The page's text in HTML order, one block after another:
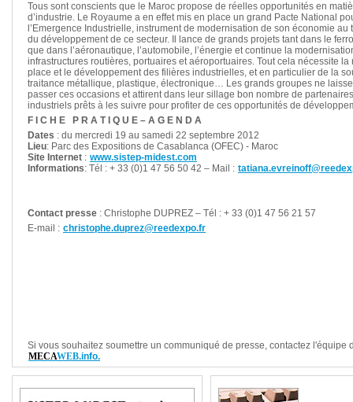
Tous sont conscients que le Maroc propose de réelles opportunités en
d’industrie. Le Royaume a en effet mis en place un grand Pacte National
l’Emergence Industrielle, instrument de modernisation de son économie au
du développement de ce secteur. Il lance de grands projets tant dans le
que dans l’aéronautique, l’automobile, l’énergie et continue la
infrastructures routières, portuaires et aéroportuaires. Tout cela nécessite la
place et le développement des filières industrielles, et en particulier de la
traitance métallique, plastique, électronique… Les grands groupes ne
passer ces occasions et attirent dans leur sillage bon nombre de partenaires
industriels prêts à les suivre pour profiter de ces opportunités de
F I C H E P R A T I Q U E – A G E N D A
Dates : du mercredi 19 au samedi 22 septembre 2012
Lieu: Parc des Expositions de Casablanca (OFEC) - Maroc
Site Internet : www.sistep-midest.com
Informations: Tél : + 33 (0)1 47 56 50 42 – Mail :
Contact presse : Christophe DUPREZ – Tél : + 33 (0)1 47 56 21 57
E-mail : christophe.duprez@reedexpo.fr
Si vous souhaitez soumettre un communiqué de presse, contactez l'équipe
MECAWEB.info.